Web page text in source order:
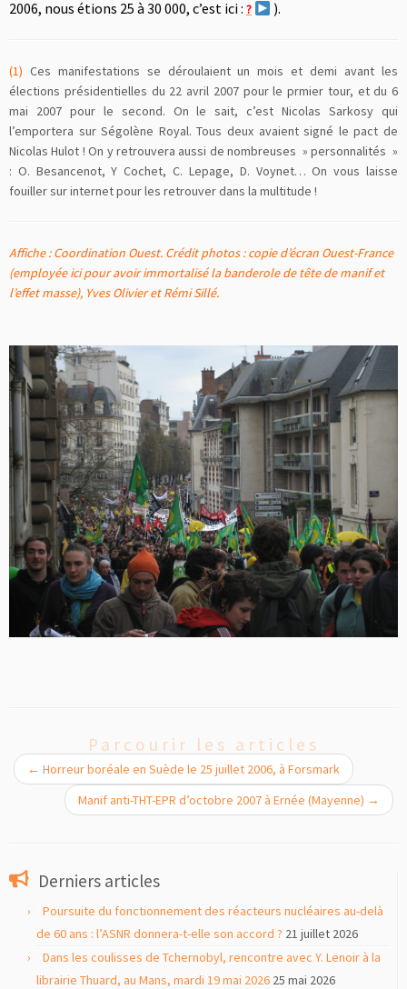
2006, nous étions 25 à 30 000, c’est ici : ? ).
(1) Ces manifestations se déroulaient un mois et demi avant les
élections présidentielles du 22 avril 2007 pour le prmier tour, et du 6
mai 2007 pour le second. On le sait, c’est Nicolas Sarkosy qui
l’emportera sur Ségolène Royal. Tous deux avaient signé le pact de
Nicolas Hulot ! On y retrouvera aussi de nombreuses » personnalités »
: O. Besancenot, Y Cochet, C. Lepage, D. Voynet… On vous laisse
fouiller sur internet pour les retrouver dans la multitude !
Affiche : Coordination Ouest. Crédit photos : copie d’écran Ouest-France
(employée ici pour avoir immortalisé la banderole de tête de manif et
l’effet masse), Yves Olivier et Rémi Sillé.
Parcourir les articles
← Horreur boréale en Suède le 25 juillet 2006, à Forsmark
Manif anti-THT-EPR d’octobre 2007 à Ernée (Mayenne) →
Derniers articles
Poursuite du fonctionnement des réacteurs nucléaires au-delà
de 60 ans : l’ASNR donnera-t-elle son accord ? 21 juillet 2026
Dans les coulisses de Tchernobyl, rencontre avec Y. Lenoir à la
librairie Thuard, au Mans, mardi 19 mai 2026 25 mai 2026